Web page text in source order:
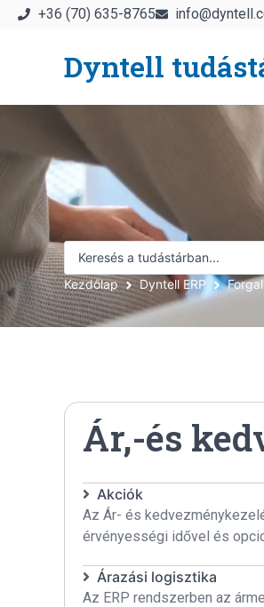
+36 (70) 635-8765
Dyntell
Kezdőlap Dyntell ERP
Ár,-és
Akciók
Az Ár- és
érvényességi idővel és
Árazási logisztika
Az ERP rendszerben az